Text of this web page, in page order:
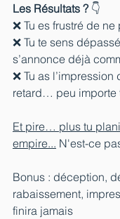
Les Résultats ? 👇
❌ Tu es frustré de
❌ Tu te sens
s’annonce déjà
❌ Tu as l’impression
retard… peu importe
Et pire… plus tu
empire... N'est-ce
Bonus : déception,
rabaissement,
finira jamais